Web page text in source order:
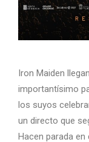
Iron Maiden
importantísimo
los suyos
un directo que
Hacen parada